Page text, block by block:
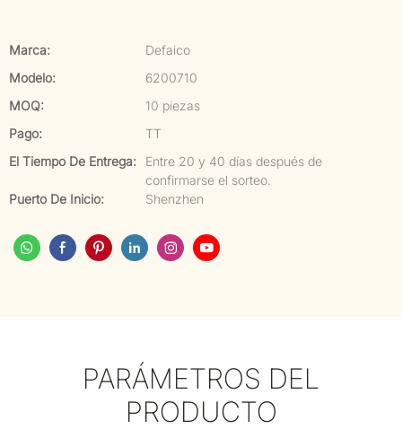
Marca:
Defaico
Modelo:
6200710
MOQ:
10 piezas
Pago:
TT
El Tiempo De Entrega:
Entre 20 y 40 días después de
confirmarse el sorteo.
Puerto De Inicio:
Shenzhen
PARÁMETROS DEL
PRODUCTO